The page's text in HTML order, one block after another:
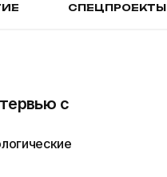
СПЕЦПРОЕКТЫ
с